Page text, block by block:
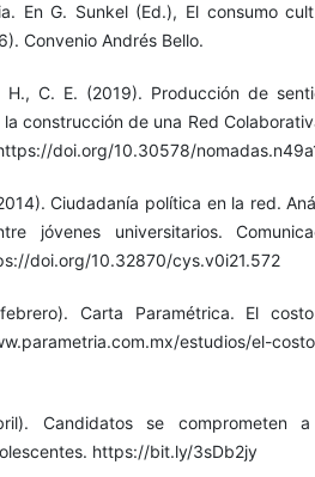
En G. Sunkel (Ed.), El consumo
Convenio Andrés Bello.
H., C. E. (2019). Producción de
construcción de una Red
doi.org/10.30578/
Ciudadanía política en la red.
jóvenes universitarios.
doi.org/10.32870/cys.v0i21.572
Carta Paramétrica. El
estudios/el-
Candidatos se comprometen
https://bit.ly/3sDb2jy